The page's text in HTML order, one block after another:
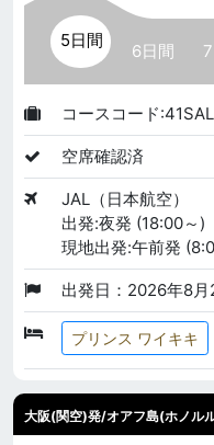
5日間
6日間
コースコード
空席確認済
JAL（日本航空）
出発:夜発 (18:00～)
現地出発:午前発
出発日：2026年8
プリンス ワイキキ
大阪(関空)発/オアフ島(ホノル